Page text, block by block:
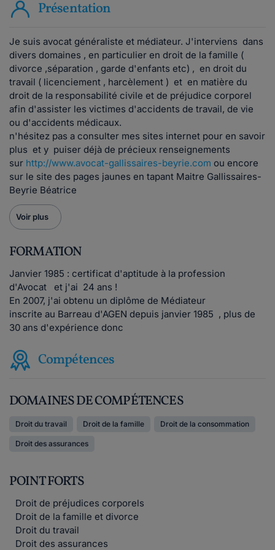
Présentation
Je suis avocat généraliste et médiateur. J'interviens dans
divers domaines , en particulier en droit de la famille (
divorce ,séparation , garde d'enfants etc) , en droit du
travail ( licenciement , harcèlement ) et en matière du
droit de la responsabilité civile et de préjudice corporel
afin d'assister les victimes d'accidents de travail, de vie
ou d'accidents médicaux.
n'hésitez pas a consulter mes sites internet pour en savoir
plus et y puiser déjà de précieux renseignements
sur http://www.avocat-gallissaires-beyrie.com ou encore
sur le site des pages jaunes en tapant Maitre Gallissaires-
Beyrie Béatrice
Voir plus
FORMATION
Janvier 1985 : certificat d'aptitude à la profession
d'Avocat et j'ai 24 ans !
En 2007, j'ai obtenu un diplôme de Médiateur
inscrite au Barreau d'AGEN depuis janvier 1985 , plus de
30 ans d'expérience donc
Compétences
DOMAINES DE COMPÉTENCES
Droit du travail Droit de la famille Droit de la consommation
Droit des assurances
POINT FORTS
Droit de préjudices corporels
Droit de la famille et divorce
Droit du travail
Droit des assurances